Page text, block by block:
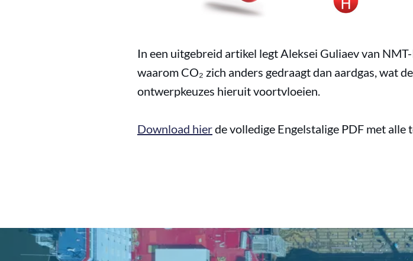
In een uitgebreid artikel legt Aleksei Guliaev van
waarom CO₂ zich anders gedraagt dan aardgas, wat
ontwerpkeuzes hieruit voortvloeien.
Download hierde volledige Engelstalige PDF met alle